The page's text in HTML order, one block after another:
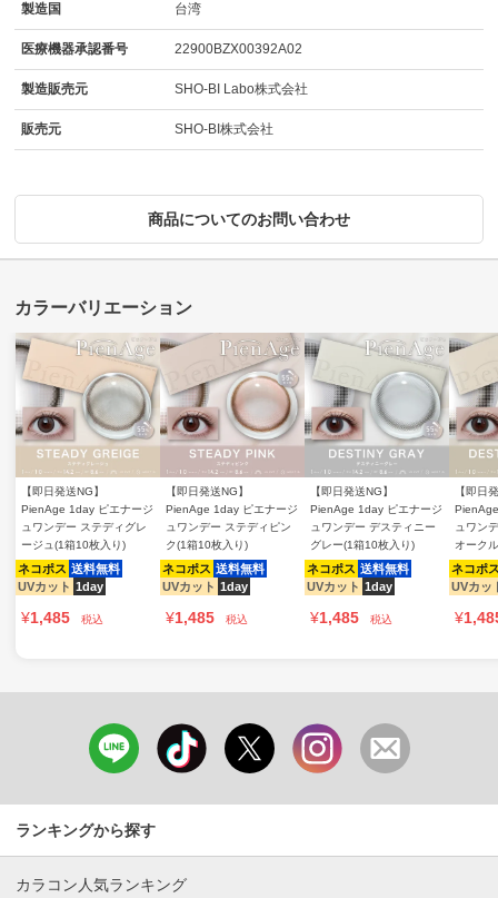
製造国 台湾
医療機器承認番号 22900BZX00392A02
製造販売元 SHO-BI Labo株式会社
販売元 SHO-BI株式会社
商品についてのお問い合わせ
【即日発送NG】
PienAge 1day ピエナージ
ュワンデー ステディグレ
ージュ(1箱10枚入り)
ネコポス 送料無料
UVカット 1day
¥1,485 税込
【即日発送NG】
PienAge 1day ピエナージ
ュワンデー ステディピン
ク(1箱10枚入り)
ネコポス 送料無料
UVカット 1day
¥1,485 税込
【即日発送NG】
PienAge 1day ピエナージ
ュワンデー デスティニー
グレー(1箱10枚入り)
ネコポス 送料無料
UVカット 1day
¥1,485 税込
【即日
ュワン
オーク
ネコポ
UVカッ
¥
ランキングから探す
カラコン人気ランキング